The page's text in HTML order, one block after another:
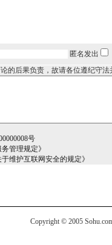
匿名发出
的后果负责，故请各位遵纪守
号
管理规定》
维护互联网安全的规定》
Copyright © 2005